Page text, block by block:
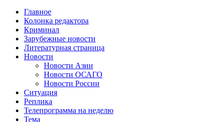
Главное
Колонка редактора
Криминал
Зарубежные новости
Литературная страница
Новости
Новости Азии
Новости ОСАГО
Новости России
Ситуация
Реплика
Телепрограмма на неделю
Тема